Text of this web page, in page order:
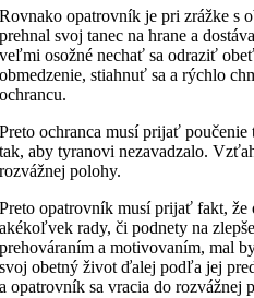
Rovnako opatrovník je pri zrážke s
prehnal svoj tanec na hrane a
veľmi osožné nechať sa odraziť
obmedzenie, stiahnuť sa a rýchlo
ochrancu.
Preto ochranca musí prijať
tak, aby tyranovi nezavadzalo.
rozvážnej polohy.
Preto opatrovník musí prijať fakt,
akékoľvek rady, či podnety na
prehováraním a motivovaním, mal
svoj obetný život ďalej podľa jej
a opatrovník sa vracia do rozvážnej